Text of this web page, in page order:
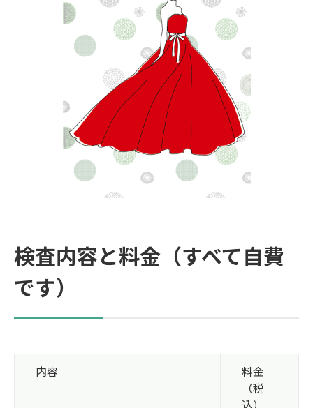
検査内容と料金（すべて自費
です）
内容
料金
（税
込）